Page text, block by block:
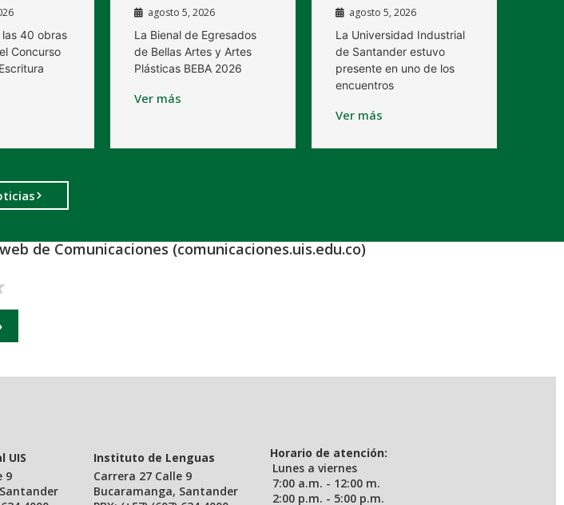
40 obras
Concurso
agosto 5, 2026
La Bienal de Egresados
de Bellas Artes y Artes
Plásticas BEBA 2026
Ver más
agosto 5, 2026
La Universidad Industrial
de Santander estuvo
presente en uno de los
encuentros
Ver más
de Comunicaciones (comunicaciones.uis.edu.co)